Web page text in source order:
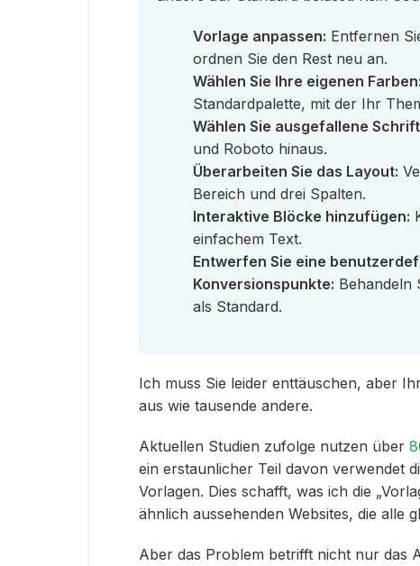
Vorlage anpassen: Entfernen
ordnen Sie den Rest neu an.
Wählen Sie Ihre eigenen Farben:
Standardpalette, mit der Ihr
Wählen Sie ausgefallene
und Roboto hinaus.
Überarbeiten Sie das Layout:
Bereich und drei Spalten.
Interaktive Blöcke hinzufügen:
einfachem Text.
Entwerfen Sie eine
Konversionspunkte: Behandeln
als Standard.
Ich muss Sie leider enttäuschen, aber
aus wie tausende andere.
Aktuellen Studien zufolge nutzen über
ein erstaunlicher Teil davon verwendet
Vorlagen. Dies schafft, was ich die
ähnlich aussehenden Websites, die alle
Aber das Problem betrifft nicht nur das